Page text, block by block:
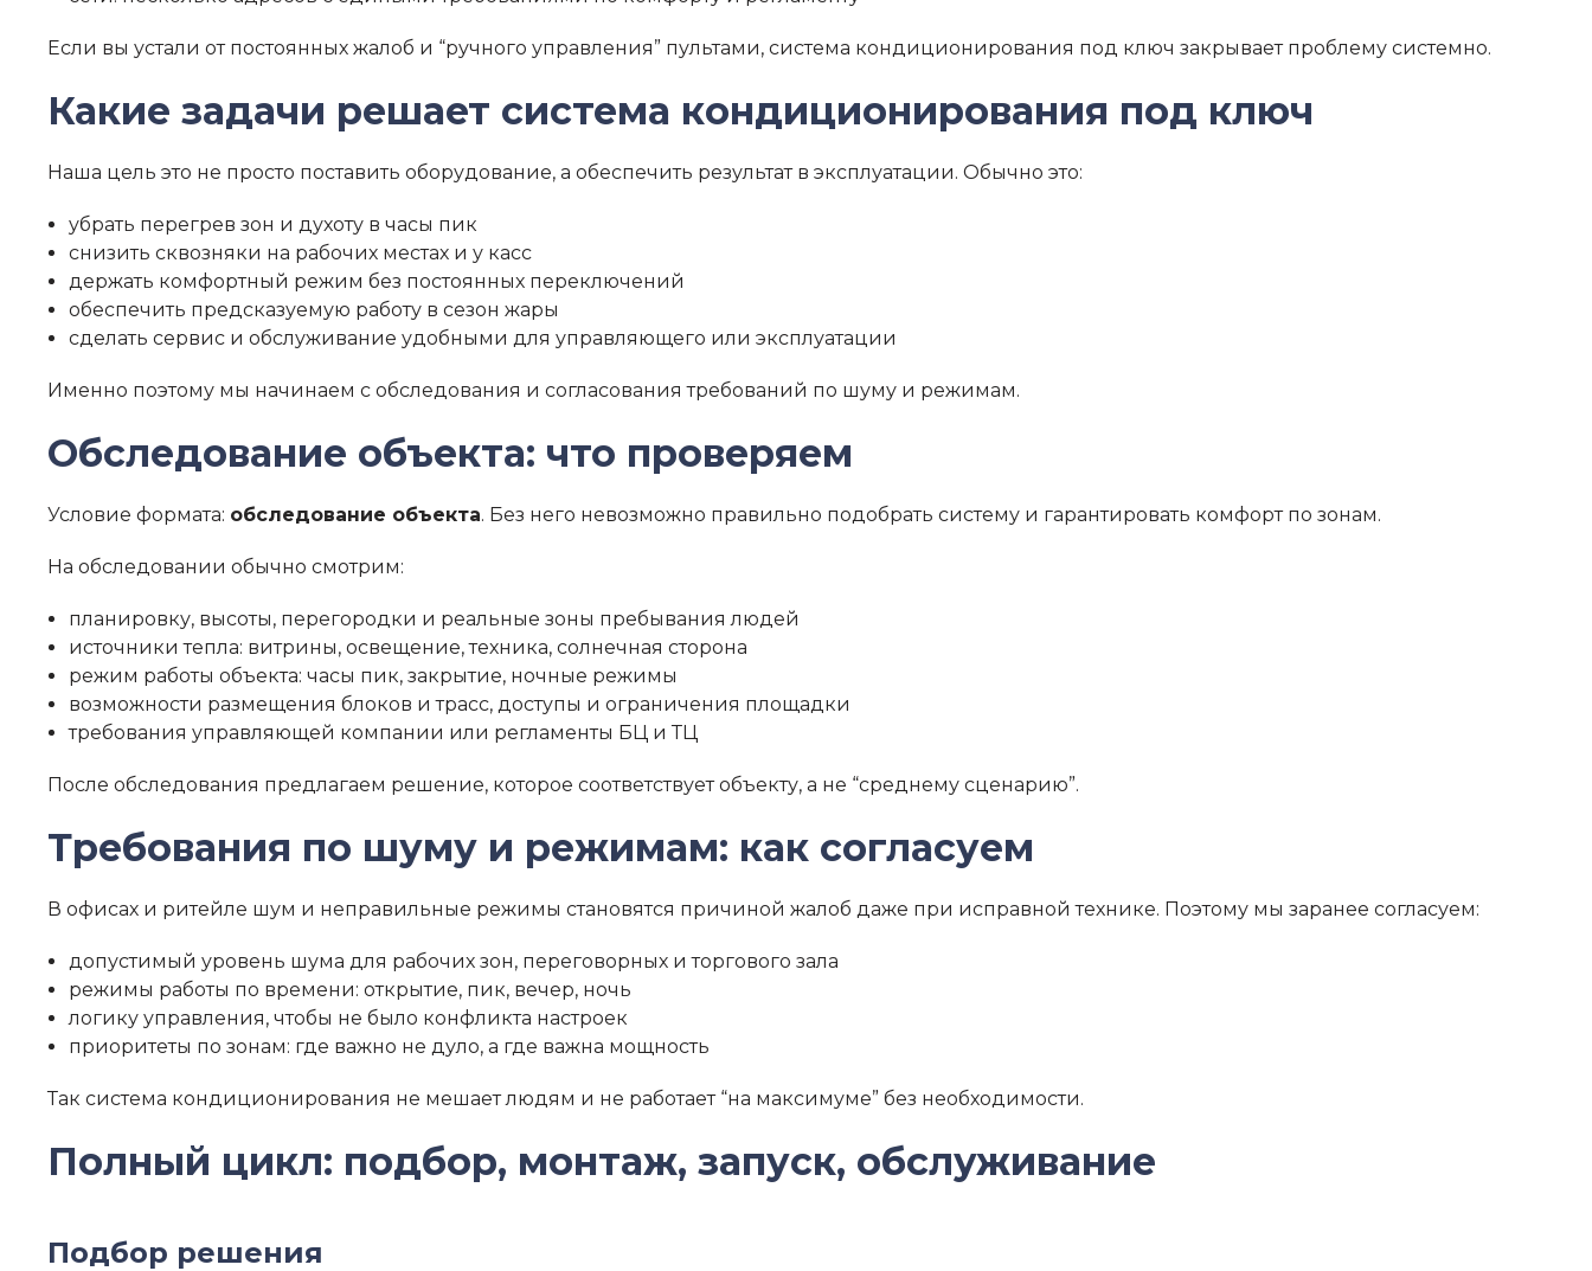
Если вы устали от постоянных жалоб и “ручного управления” пультами, система кондиционирования под ключ закрывает проблему системно.
Какие задачи решает система кондиционирования под ключ
Наша цель это не просто поставить оборудование, а обеспечить результат в эксплуатации. Обычно это:
убрать перегрев зон и духоту в часы пик
снизить сквозняки на рабочих местах и у касс
держать комфортный режим без постоянных переключений
обеспечить предсказуемую работу в сезон жары
сделать сервис и обслуживание удобными для управляющего или эксплуатации
Именно поэтому мы начинаем с обследования и согласования требований по шуму и режимам.
Обследование объекта: что проверяем
Условие формата: обследование объекта. Без него невозможно правильно подобрать систему и гарантировать комфорт по зонам.
На обследовании обычно смотрим:
планировку, высоты, перегородки и реальные зоны пребывания людей
источники тепла: витрины, освещение, техника, солнечная сторона
режим работы объекта: часы пик, закрытие, ночные режимы
возможности размещения блоков и трасс, доступы и ограничения площадки
требования управляющей компании или регламенты БЦ и ТЦ
После обследования предлагаем решение, которое соответствует объекту, а не “среднему сценарию”.
Требования по шуму и режимам: как согласуем
В офисах и ритейле шум и неправильные режимы становятся причиной жалоб даже при исправной технике. Поэтому мы заранее согласуем:
допустимый уровень шума для рабочих зон, переговорных и торгового зала
режимы работы по времени: открытие, пик, вечер, ночь
логику управления, чтобы не было конфликта настроек
приоритеты по зонам: где важно не дуло, а где важна мощность
Так система кондиционирования не мешает людям и не работает “на максимуме” без необходимости.
Полный цикл: подбор, монтаж, запуск, обслуживание
Подбор решения